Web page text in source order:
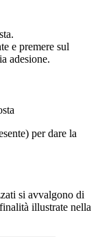
e premere sul
adesione.
per dare la
si avvalgono di
illustrate nella